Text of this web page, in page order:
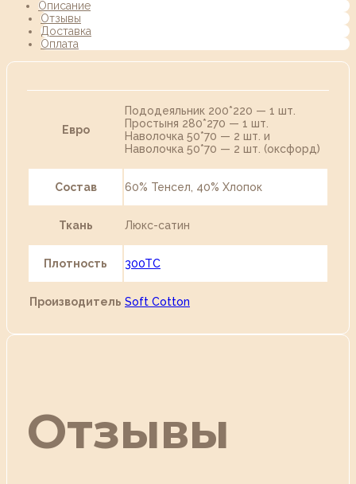
Описание
Отзывы
Доставка
Оплата
Евро
Пододеяльник 200*220 — 1 шт.
Простыня 280*270 — 1 шт.
Наволочка 50*70 — 2 шт. и
Наволочка 50*70 — 2 шт. (оксфорд)
Состав 60% Тенсел, 40% Хлопок
Ткань Люкс-сатин
Плотность 300TC
Производитель Soft Cotton
Отзывы